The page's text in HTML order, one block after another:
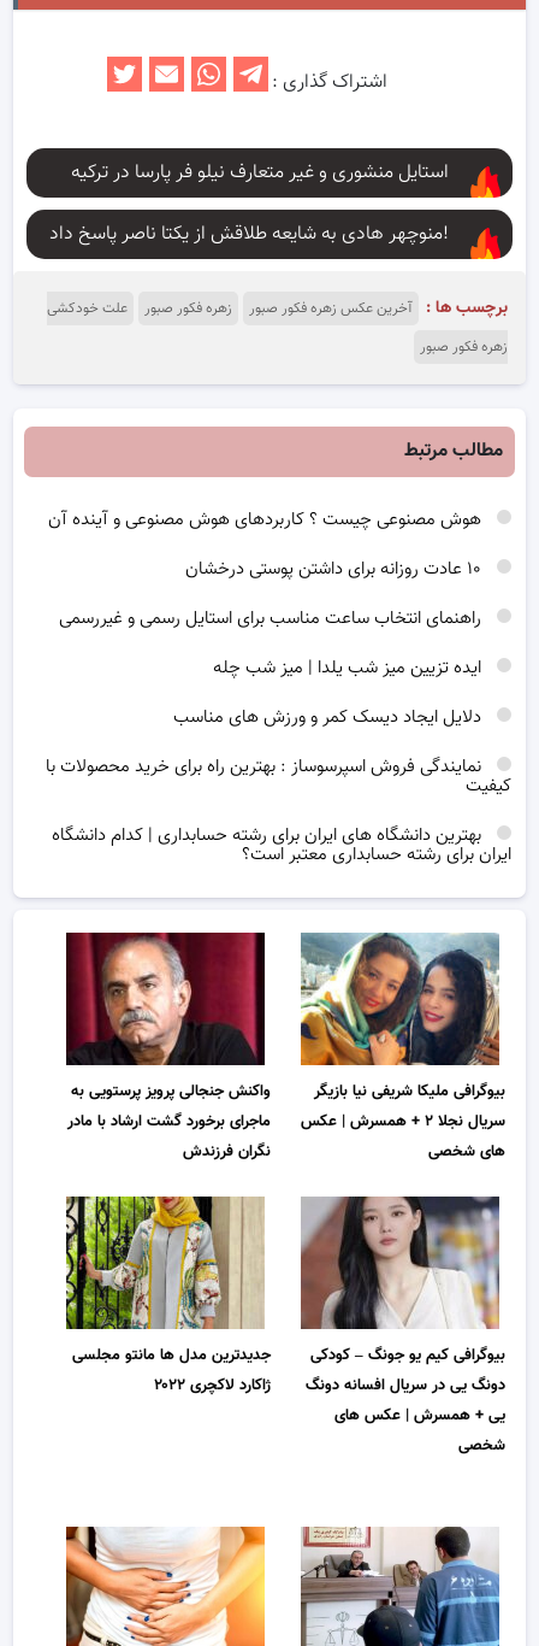
اشتراک گذاری :
استایل منشوری و غیر متعارف نیلو فر پارسا در ترکیه
منوچهر هادی به شایعه طلاقش از یکتا ناصر پاسخ داد!
برچسب ها : آخرین عکس زهره فکور صبور زهره فکور صبور
علت خودکشی
زهره فکور صبور
مطالب مرتبط
هوش مصنوعی چیست ؟ کاربردهای هوش مصنوعی و آینده آن
راهنمای انتخاب ساعت مناسب برای استایل رسمی و غیررسمی
ایده تزیین میز شب یلدا | میز شب چله
دلایل ایجاد دیسک کمر و ورزش های مناسب
نمایندگی فروش اسپرسوساز : بهترین راه برای خرید محصولات با
کیفیت
بهترین دانشگاه های ایران برای رشته حسابداری | کدام دانشگاه
ایران برای رشته حسابداری معتبر است؟
بیوگرافی ملیکا شریفی نیا بازیگر
سریال نجلا ۲ + همسرش | عکس
های شخصی
واکنش جنجالی پرویز پرستویی به
ماجرای برخورد گشت ارشاد با مادر
نگران فرزندش
بیوگرافی کیم یو جونگ – کودکی
دونگ یی در سریال افسانه دونگ
یی + همسرش | عکس های
شخصی
جدیدترین مدل ها مانتو مجلسی
ژاکارد لاکچری ۲۰۲۲